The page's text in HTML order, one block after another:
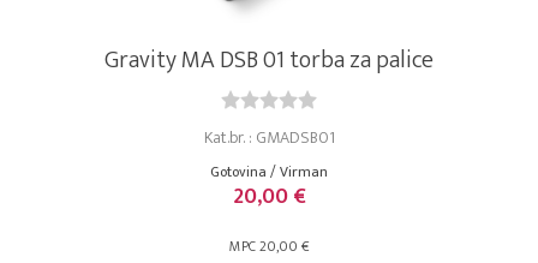
Gravity MA DSB 01 torba za palice
Kat.br. : GMADSB01
Gotovina / Virman
20,00 €
MPC 20,00 €